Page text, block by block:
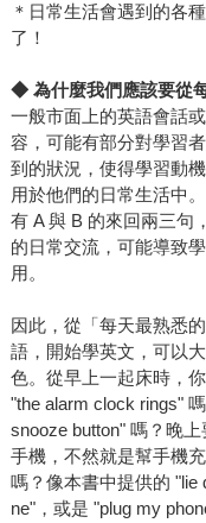
＊日常生活會遇到的各
了！
◆ 為什麼我們應該要從
一般市面上的英語會話
容，可能有部分對學習
到的狀況，使得學習動
用於他們的日常生活中
有 A 與 B 的來回兩三句
的日常交流，可能導致
用。
因此，從「每天最熟悉
語，開始學英文，可以
色。從早上一起床時，
"the alarm clock rings"
snooze button" 嗎？晚
手機，不然就是幫手機
嗎？像本書中提供的 "lie
ne"，或是 "plug my